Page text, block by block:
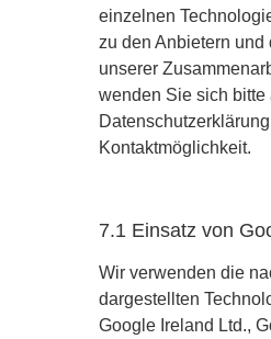
einzelnen
zu den Anbietern und
unserer
wenden Sie sich bitte
Kontaktmöglichkeit.
7.1 Einsatz von
Wir verwenden die
dargestellten
Google Ireland Ltd.,